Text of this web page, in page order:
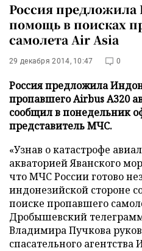
Россия
помощь в поисках
самолета Air Asia
29 декабря 2014, 10:47 0
Россия предложила
пропавшего Airbus А320
сообщил в понедельник
представитель МЧС.
«Узнав о катастрофе
акваторией Яванского
что МЧС России готово
индонезийской стороне
поиске пропавшего
Дробышевский
Владимира Пучкова
спасательного агентства